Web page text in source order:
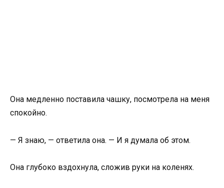
Она медленно поставила чашку, посмотрела на меня
спокойно.
— Я знаю, — ответила она. — И я думала об этом.
Она глубоко вздохнула, сложив руки на коленях.